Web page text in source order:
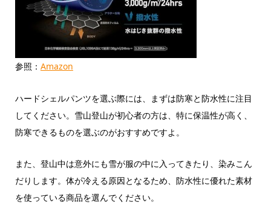
参照： Amazon
ハードシェルパンツを選ぶ際には、まずは防寒と防水性に注目
してください。雪山登山が初心者の方は、特に保温性が高く、
防寒できるものを選ぶのがおすすめですよ。
また、登山中は意外にも雪が服の中に入ってきたり、染みこん
だりします。体が冷える原因となるため、防水性に優れた素材
を使っている商品を選んでください。